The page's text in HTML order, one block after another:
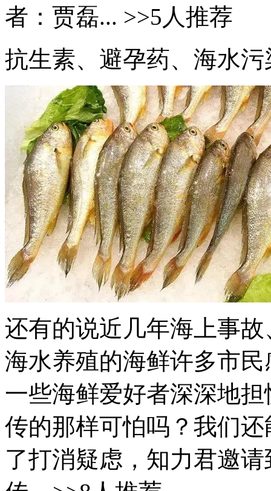
者：贾磊... >>5人推荐
抗生素、避孕药、海水
还有的说近几年海上事
海水养殖的海鲜许多市
一些海鲜爱好者深深地
传的那样可怕吗？我们
了打消疑虑，知力君邀